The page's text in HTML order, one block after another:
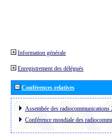
Information générale
Enregistrement des délégués
Conférences relatives
Assembée des
Conférence mondiale des